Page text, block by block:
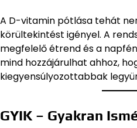
A D-vitamin pótlása tehát
körültekintést igényel. A
megfelelő étrend és a
mind hozzájárulhat ahhoz,
kiegyensúlyozottabbak
GYIK – Gyakran